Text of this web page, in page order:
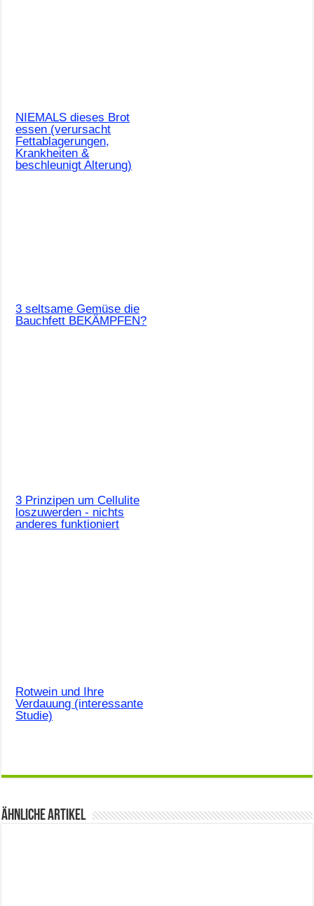
NIEMALS dieses Brot
essen (verursacht
Fettablagerungen,
Krankheiten &
beschleunigt Alterung)
3 seltsame Gemüse die
Bauchfett BEKÄMPFEN?
3 Prinzipen um Cellulite
loszuwerden - nichts
anderes funktioniert
Rotwein und Ihre
Verdauung (interessante
Studie)
Ähnliche Artikel